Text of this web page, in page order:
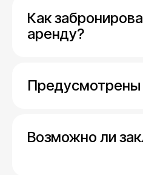
Как
аренду?
Предусмотрены
Возможно ли